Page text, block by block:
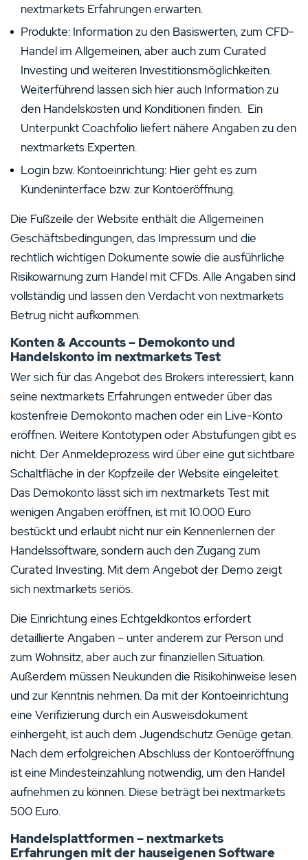
nextmarkets Erfahrungen erwarten.
Produkte: Information zu den Basiswerten, zum CFD-
Handel im Allgemeinen, aber auch zum Curated
Investing und weiteren Investitionsmöglichkeiten.
Weiterführend lassen sich hier auch Information zu
den Handelskosten und Konditionen finden. Ein
Unterpunkt Coachfolio liefert nähere Angaben zu den
nextmarkets Experten.
Login bzw. Kontoeinrichtung: Hier geht es zum
Kundeninterface bzw. zur Kontoeröffnung.
Die Fußzeile der Website enthält die Allgemeinen
Geschäftsbedingungen, das Impressum und die
rechtlich wichtigen Dokumente sowie die ausführliche
Risikowarnung zum Handel mit CFDs. Alle Angaben sind
vollständig und lassen den Verdacht von nextmarkets
Betrug nicht aufkommen.
Konten & Accounts – Demokonto und
Handelskonto im nextmarkets Test
Wer sich für das Angebot des Brokers interessiert, kann
seine nextmarkets Erfahrungen entweder über das
kostenfreie Demokonto machen oder ein Live-Konto
eröffnen. Weitere Kontotypen oder Abstufungen gibt es
nicht. Der Anmeldeprozess wird über eine gut sichtbare
Schaltfläche in der Kopfzeile der Website eingeleitet.
Das Demokonto lässt sich im nextmarkets Test mit
wenigen Angaben eröffnen, ist mit 10.000 Euro
bestückt und erlaubt nicht nur ein Kennenlernen der
Handelssoftware, sondern auch den Zugang zum
Curated Investing. Mit dem Angebot der Demo zeigt
sich nextmarkets seriös.
Die Einrichtung eines Echtgeldkontos erfordert
detaillierte Angaben – unter anderem zur Person und
zum Wohnsitz, aber auch zur finanziellen Situation.
Außerdem müssen Neukunden die Risikohinweise lesen
und zur Kenntnis nehmen. Da mit der Kontoeinrichtung
eine Verifizierung durch ein Ausweisdokument
einhergeht, ist auch dem Jugendschutz Genüge getan.
Nach dem erfolgreichen Abschluss der Kontoeröffnung
ist eine Mindesteinzahlung notwendig, um den Handel
aufnehmen zu können. Diese beträgt bei nextmarkets
500 Euro.
Handelsplattformen – nextmarkets
Erfahrungen mit der hauseigenen Software